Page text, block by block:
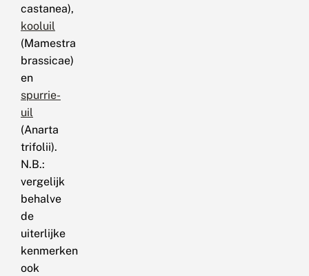
castanea),
kooluil
(Mamestra
brassicae)
en
spurrie-
uil
(Anarta
trifolii).
N.B.:
vergelijk
behalve
de
uiterlijke
kenmerken
ook